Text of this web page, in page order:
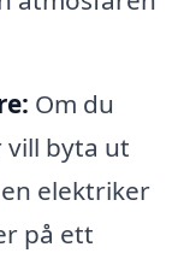
Om du
byta ut
elektriker
på ett